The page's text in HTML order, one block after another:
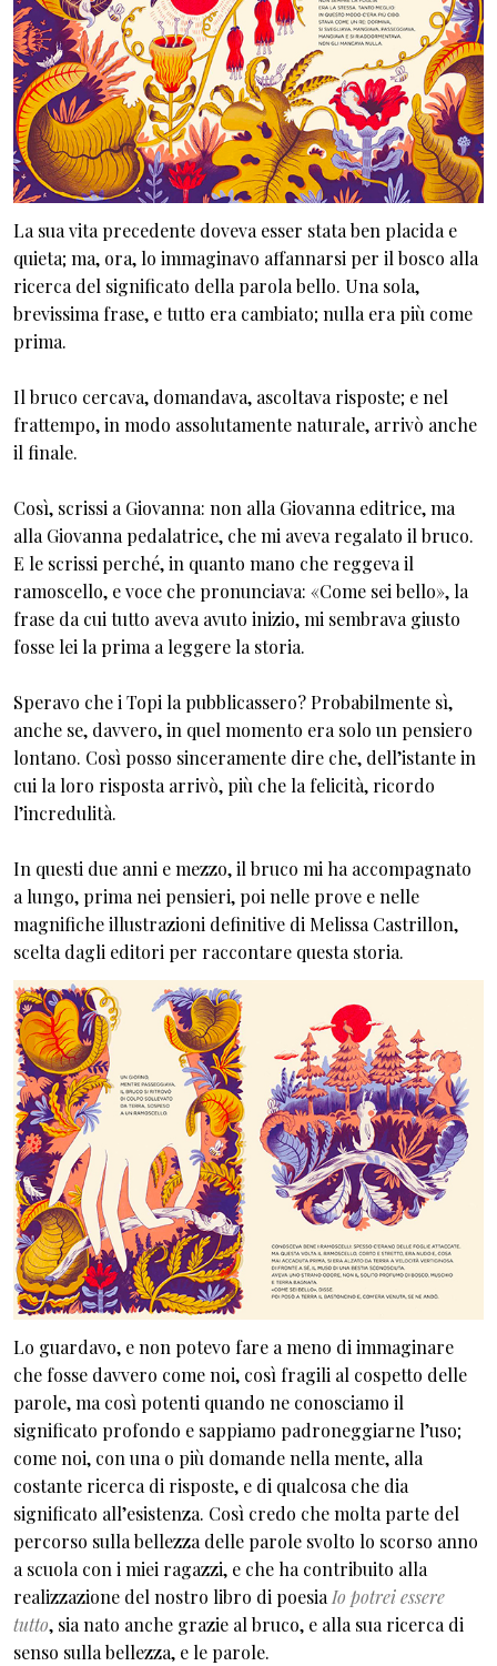
La sua vita precedente doveva esser stata ben placida e
quieta; ma, ora, lo immaginavo affannarsi per il bosco alla
ricerca del significato della parola bello. Una sola,
brevissima frase, e tutto era cambiato; nulla era più come
prima.
Il bruco cercava, domandava, ascoltava risposte; e nel
frattempo, in modo assolutamente naturale, arrivò anche
il finale.
Così, scrissi a Giovanna: non alla Giovanna editrice, ma
alla Giovanna pedalatrice, che mi aveva regalato il bruco.
E le scrissi perché, in quanto mano che reggeva il
ramoscello, e voce che pronunciava: «Come sei bello», la
frase da cui tutto aveva avuto inizio, mi sembrava giusto
fosse lei la prima a leggere la storia.
Speravo che i Topi la pubblicassero? Probabilmente sì,
anche se, davvero, in quel momento era solo un pensiero
lontano. Così posso sinceramente dire che, dell’istante in
cui la loro risposta arrivò, più che la felicità, ricordo
l’incredulità.
In questi due anni e mezzo, il bruco mi ha accompagnato
a lungo, prima nei pensieri, poi nelle prove e nelle
magnifiche illustrazioni definitive di Melissa Castrillon,
scelta dagli editori per raccontare questa storia.
Lo guardavo, e non potevo fare a meno di immaginare
che fosse davvero come noi, così fragili al cospetto delle
parole, ma così potenti quando ne conosciamo il
significato profondo e sappiamo padroneggiarne l’uso;
come noi, con una o più domande nella mente, alla
costante ricerca di risposte, e di qualcosa che dia
significato all’esistenza. Così credo che molta parte del
percorso sulla bellezza delle parole svolto lo scorso anno
a scuola con i miei ragazzi, e che ha contribuito alla
realizzazione del nostro libro di poesiaIo potrei essere
tutto, sia nato anche grazie al bruco, e alla sua ricerca di
senso sulla bellezza, e le parole.